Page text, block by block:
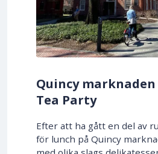
Quincy
Tea Party
Efter att ha gått en del av
för lunch på Quincy